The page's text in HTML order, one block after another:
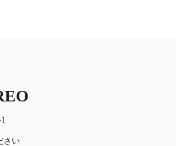
所
ター
合せ
さい